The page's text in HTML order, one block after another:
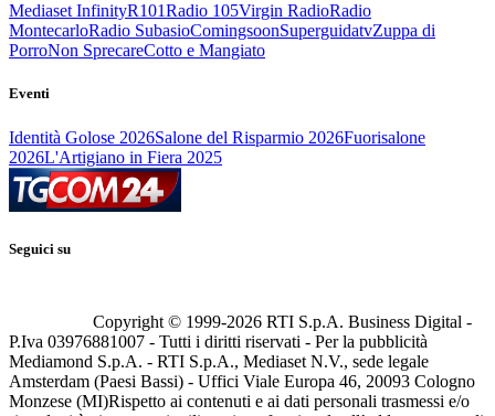
Mediaset InfinityR101Radio 105Virgin RadioRadio
MontecarloRadio SubasioComingsoonSuperguidatvZuppa di
PorroNon SprecareCotto e Mangiato
Eventi
Identità Golose 2026Salone del Risparmio 2026Fuorisalone
2026L'Artigiano in Fiera 2025
Seguici su
Copyright © 1999-2026 RTI S.p.A. Business Digital -
P.Iva 03976881007 - Tutti i diritti riservati - Per la pubblicità
Mediamond S.p.A. - RTI S.p.A., Mediaset N.V., sede legale
Amsterdam (Paesi Bassi) - Uffici Viale Europa 46, 20093 Cologno
Monzese (MI)Rispetto ai contenuti e ai dati personali trasmessi e/o